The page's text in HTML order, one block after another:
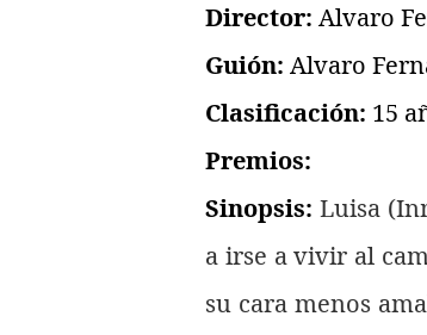
Director: Alvaro
Guión: Alvaro
Clasificación: 15
Premios:
Sinopsis: Luisa
a irse a vivir al
su cara menos